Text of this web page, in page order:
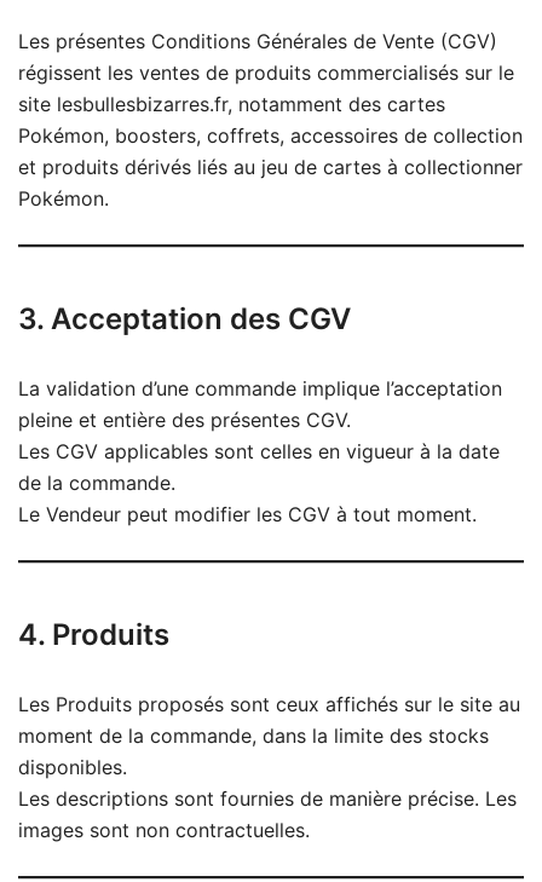
Les présentes Conditions Générales de Vente (CGV)
régissent les ventes de produits commercialisés sur le
site lesbullesbizarres.fr, notamment des cartes
Pokémon, boosters, coffrets, accessoires de collection
et produits dérivés liés au jeu de cartes à collectionner
Pokémon.
3. Acceptation des CGV
La validation d’une commande implique l’acceptation
pleine et entière des présentes CGV.
Les CGV applicables sont celles en vigueur à la date
de la commande.
Le Vendeur peut modifier les CGV à tout moment.
4. Produits
Les Produits proposés sont ceux affichés sur le site au
moment de la commande, dans la limite des stocks
disponibles.
Les descriptions sont fournies de manière précise. Les
images sont non contractuelles.